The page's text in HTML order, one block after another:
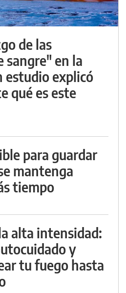
de las
sangre" en la
explicó
qué es este
para guardar
mantenga
tiempo
alta intensidad:
y
tu fuego hasta